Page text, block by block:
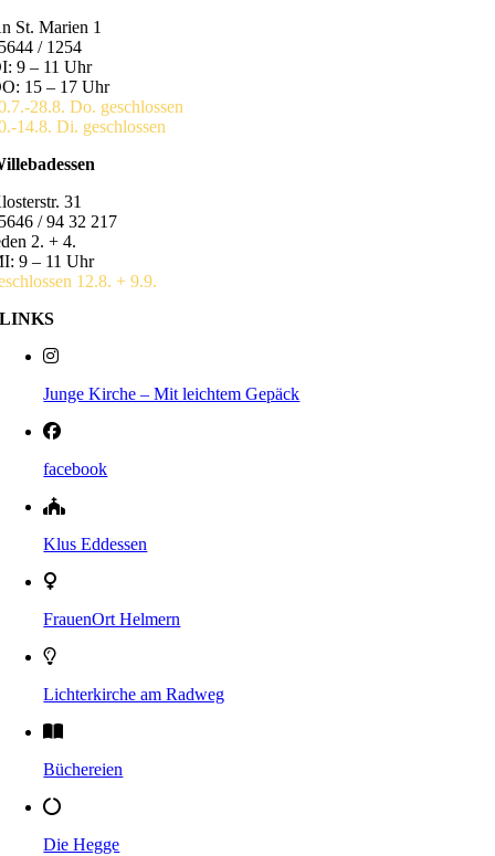
St. Marien 1
/ 1254
9 – 11 Uhr
15 – 17 Uhr
28.8. Do. geschlossen
14.8. Di. geschlossen
31
/ 94 32 217
2. + 4.
9 – 11 Uhr
12.8. + 9.9.
LINKS
Junge Kirche – Mit leichtem Gepäck
facebook
Klus Eddessen
FrauenOrt Helmern
Lichterkirche am Radweg
Büchereien
Die Hegge